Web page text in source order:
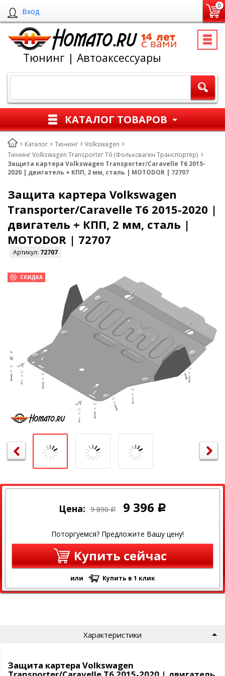
Вход
0
Тюнинг | Автоаксессуары
КАТАЛОГ ТОВАРОВ
Каталог Тюнинг
Volkswagen
Тюнинг Volkswagen Transporter T6 (Фольксваген Транспортер)
Защита картера Volkswagen Transporter/Caravelle T6 2015-
2020 | двигатель + КПП, 2 мм, сталь | MOTODOR | 72707
Защита картера Volkswagen
Transporter/Caravelle T6 2015-2020 |
двигатель + КПП, 2 мм, сталь |
MOTODOR | 72707
Артикул: 72707
СКИДКА
Цена: 9 890 Р 9 396 Р
Поторгуемся? Предложите Вашу цену!
Купить сейчас
или Купить в 1 клик
Характеристики
Защита картера Volkswagen